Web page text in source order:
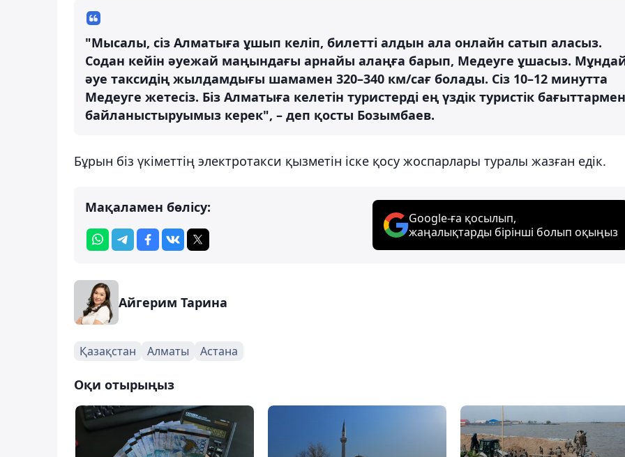
"Мысалы, сіз Алматыға ұшып келіп, билетті алдын ала онлайн сатып аласыз.
Содан кейін әуежай маңындағы арнайы алаңға барып, Медеуге ұшасыз.
әуе таксидің жылдамдығы шамамен 320–340 км/сағ болады. Сіз 10–12 минутта
Медеуге жетесіз. Біз Алматыға келетін туристерді ең үздік туристік бағыттармен
байланыстыруымыз керек", – деп қосты Бозымбаев.
Бұрын біз үкіметтің электротакси қызметін іске қосу жоспарлары туралы жазған едік.
Мақаламен бөлісу:
Google-ға қосылып,
жаңалықтарды бірінші болып оқыңыз
Айгерим Тарина
Қазақстан Алматы Астана
Оқи отырыңыз